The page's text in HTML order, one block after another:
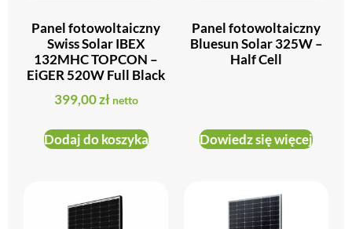
Panel fotowoltaiczny
Swiss Solar IBEX
132MHC TOPCON –
EiGER 520W Full Black
399,00zł netto
Dodaj do koszyka
Panel fotowoltaiczny
Bluesun Solar 325W –
Half Cell
Dowiedz się więcej